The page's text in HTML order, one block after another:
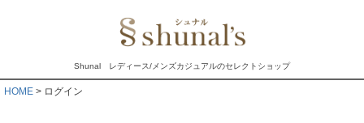
Shunal レディース/メンズカジュアルのセレクトショップ
HOME ログイン